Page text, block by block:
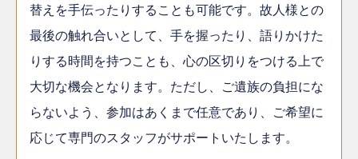
替えを手伝ったりすることも可能です。故人様との
最後の触れ合いとして、手を握ったり、語りかけた
りする時間を持つことも、心の区切りをつける上で
大切な機会となります。ただし、ご遺族の負担にな
らないよう、参加はあくまで任意であり、ご希望に
応じて専門のスタッフがサポートいたします。